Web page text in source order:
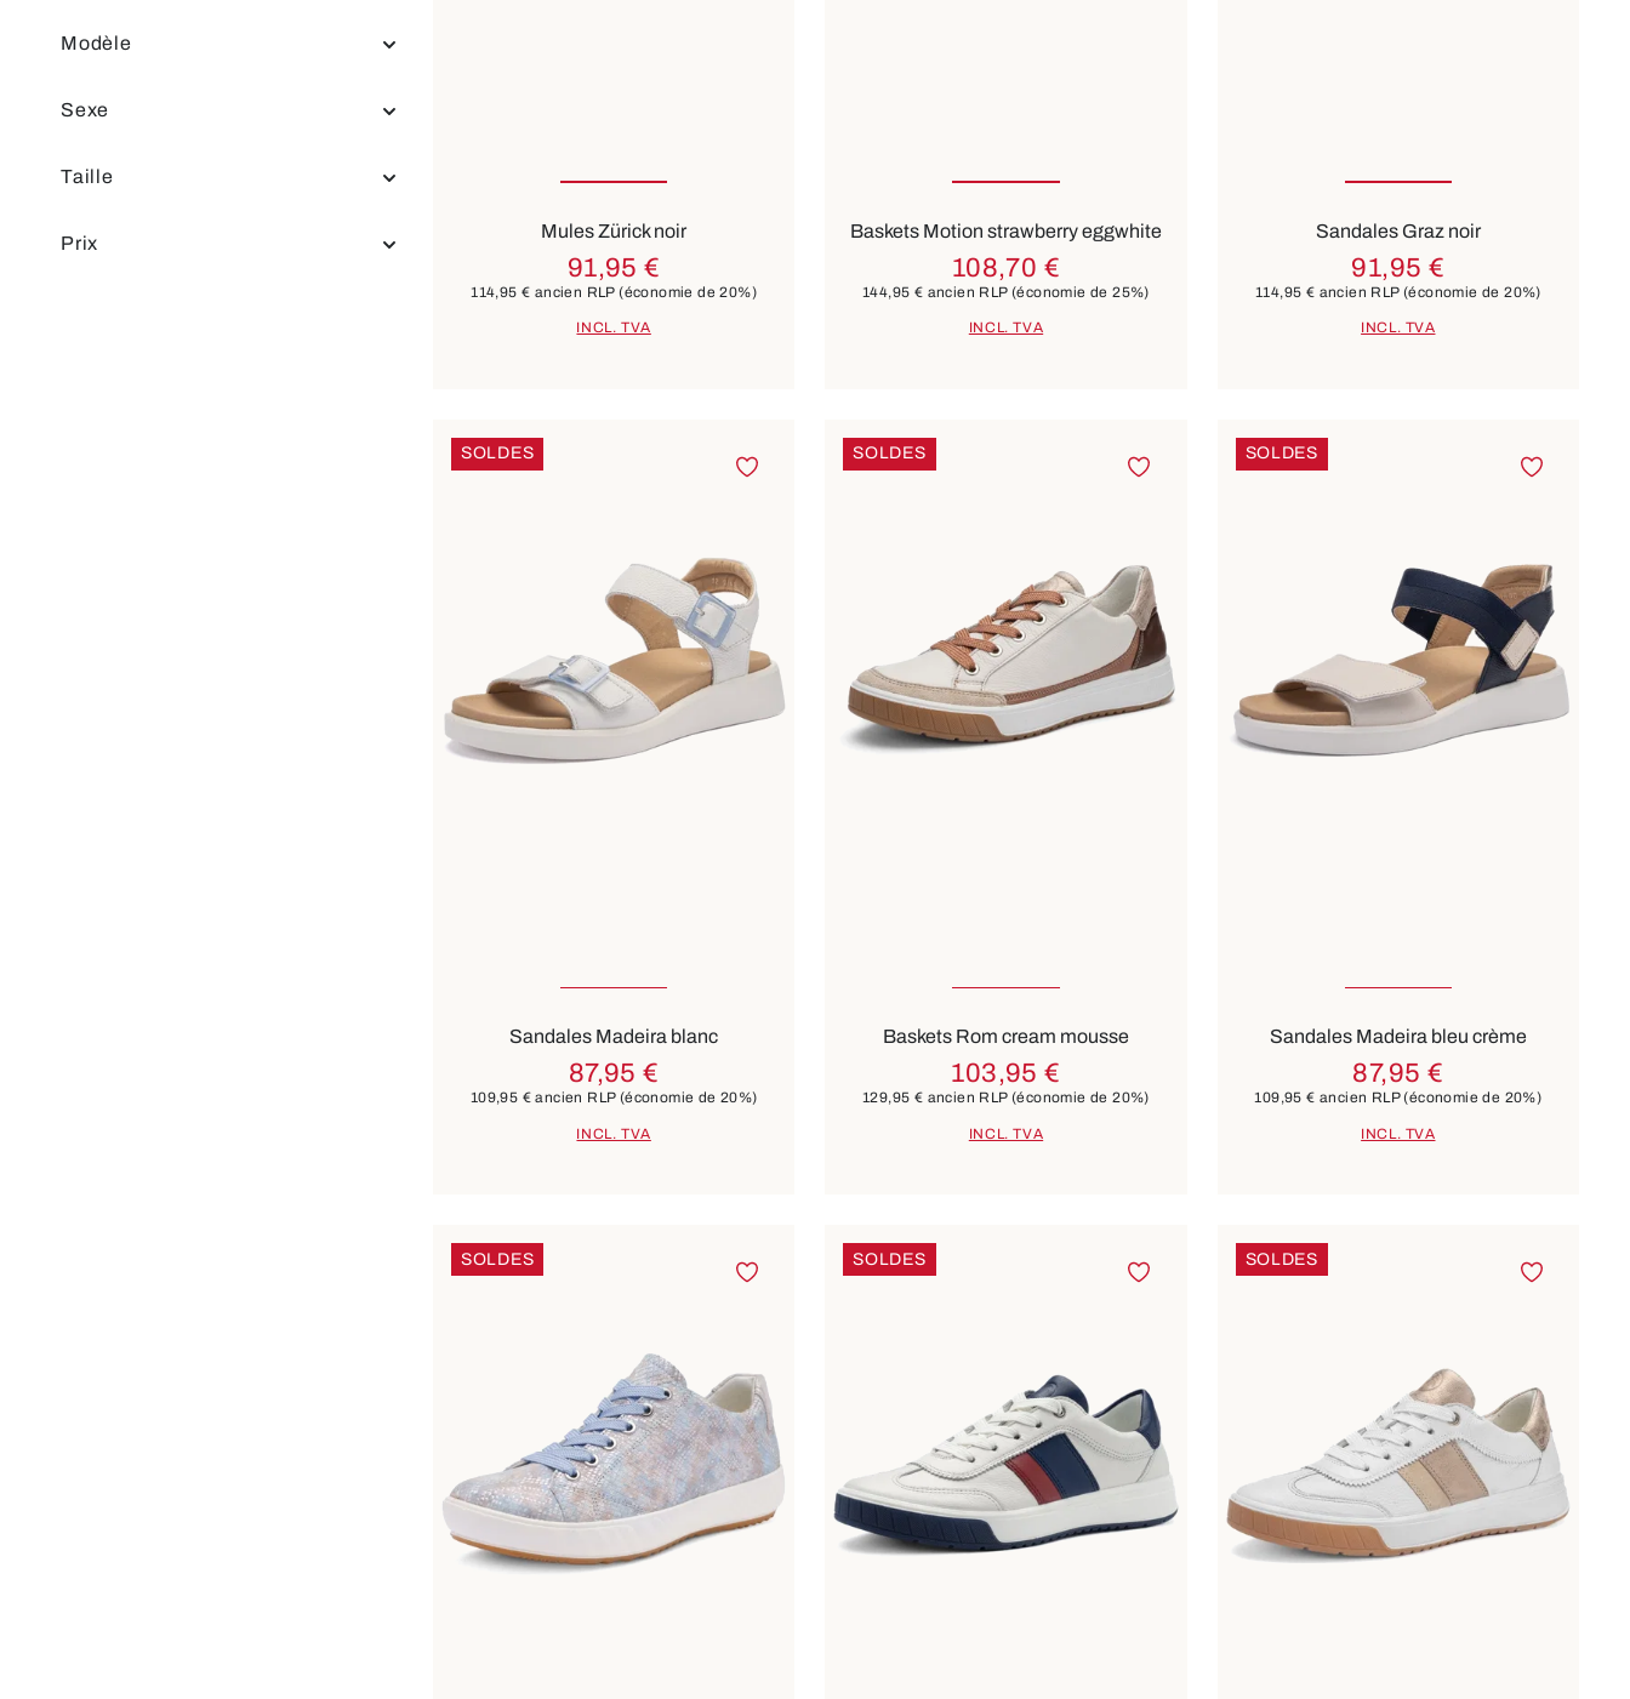
Modèle
Sexe
Taille
Prix
beigebleuautresvert
Mules Zürick noir
91,95 €
114,95 € ancien RLP(économie de 20%)
INCL. TVA
blancbleu
Baskets Motion strawberry eggwhite
108,70 €
144,95 € ancien RLP(économie de 25%)
INCL. TVA
blancbeige
Sandales Graz noir
91,95 €
114,95 € ancien RLP (économie de 20%)
INCL. TVA
SOLDES
noir beige
Sandales Madeira blanc
87,95 €
109,95 €ancien RLP (économie de 20%)
INCL. TVA
SOLDES
blanc
Baskets Rom cream mousse
103,95 €
129,95 € ancien RLP(économie de 20%)
INCL. TVA
SOLDES
blancbleubeige
Sandales Madeira bleu crème
87,95 €
109,95 € ancien RLP(économie de 20%)
INCL. TVA
SOLDES SOLDES SOLDES